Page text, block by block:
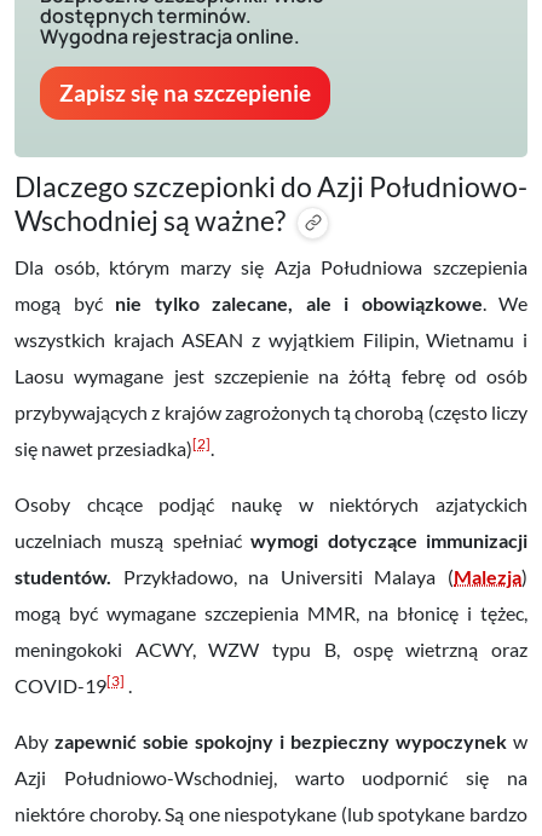
dostępnych terminów.
Wygodna rejestracja online.
Zapisz się na szczepienie
Dlaczego szczepionki do Azji Południowo-
Wschodniej są ważne?
Dla osób, którym marzy się Azja Południowa szczepienia
mogą być nie tylko zalecane, ale i obowiązkowe . We
wszystkich krajach ASEAN z wyjątkiem Filipin, Wietnamu i
Laosu wymagane jest szczepienie na żółtą febrę od osób
przybywających z krajów zagrożonych tą chorobą (często liczy
się nawet przesiadka)[2]
Osoby chcące podjąć naukę w niektórych azjatyckich
uczelniach muszą spełniaćwymogi dotyczące immunizacji
studentów.
Przykładowo, na Universiti Malaya (Malezja)
mogą być wymagane szczepienia MMR, na błonicę i tężec,
meningokoki ACWY, WZW typu B, ospę wietrzną oraz
COVID-19[3]
Aby zapewnić sobie spokojny i bezpieczny wypoczynek w
Azji Południowo-Wschodniej, warto uodpornić się na
niektóre choroby. Są one niespotykane (lub spotykane bardzo